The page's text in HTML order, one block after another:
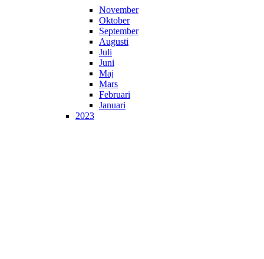
November
Oktober
September
Augusti
Juli
Juni
Maj
Mars
Februari
Januari
2023